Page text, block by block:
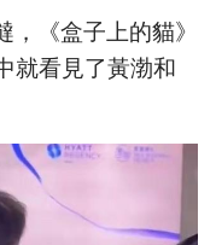
《盒子上的貓》
就看見了黃渤和